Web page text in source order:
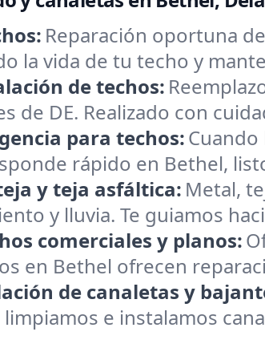
Reparación oportuna
la vida de tu techo y
de techos:
de DE. Realizado con
para techos:
rápido en Bethel,
y teja asfáltica: Metal,
y lluvia. Te guiamos
comerciales y planos:
en Bethel ofrecen
de canaletas y
limpiamos e instalamos